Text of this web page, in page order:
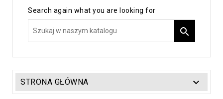
Search again what you are looking for

STRONA GŁÓWNA 